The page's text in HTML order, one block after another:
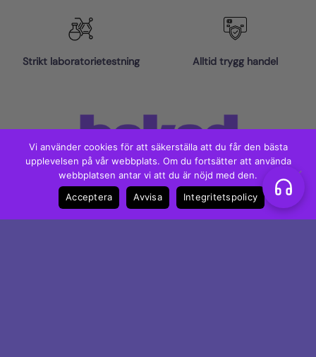
Strikt laboratorietestning Alltid trygg handel
Visa MasterCard
Swish
(SE)
Vi använder cookies för att säkerställa att du får den bästa
upplevelsen på vår webbplats. Om du fortsätter att använda
webbplatsen antar vi att du är nöjd med den.
Acceptera
Avvisa Integritetspolicy